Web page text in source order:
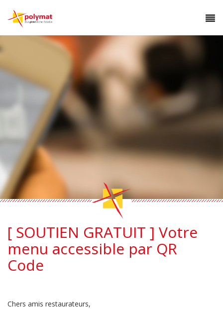
[ SOUTIEN GRATUIT ] Votre
menu accessible par QR
Code
Chers amis restaurateurs,